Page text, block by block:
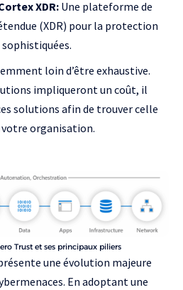
XDR:Une plateforme de
(XDR) pour la protection
loin d’être exhaustive.
impliqueront un coût, il
solutions afin de trouver celle
votre organisation.
Trust et ses principaux piliers
une évolution majeure
En adoptant une